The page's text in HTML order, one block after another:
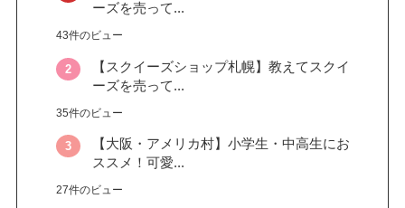
ーズを売って...
43件のビュー
【スクイーズショップ札幌】教えてスクイ
ーズを売って...
35件のビュー
【大阪・アメリカ村】小学生・中高生にお
ススメ！可愛...
27件のビュー